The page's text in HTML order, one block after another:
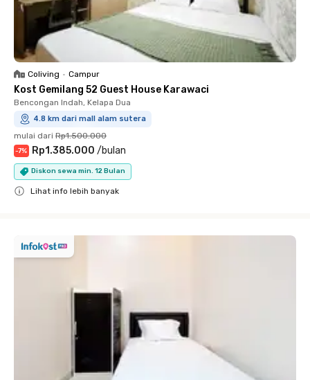
Coliving • Campur
Kost Gemilang 52 Guest House Karawaci
Bencongan Indah, Kelapa Dua
4.8 km dari mall alam sutera
mulai dari Rp1.500.000
-7% Rp1.385.000 /bulan
Diskon sewa min. 12 Bulan
Lihat info lebih banyak